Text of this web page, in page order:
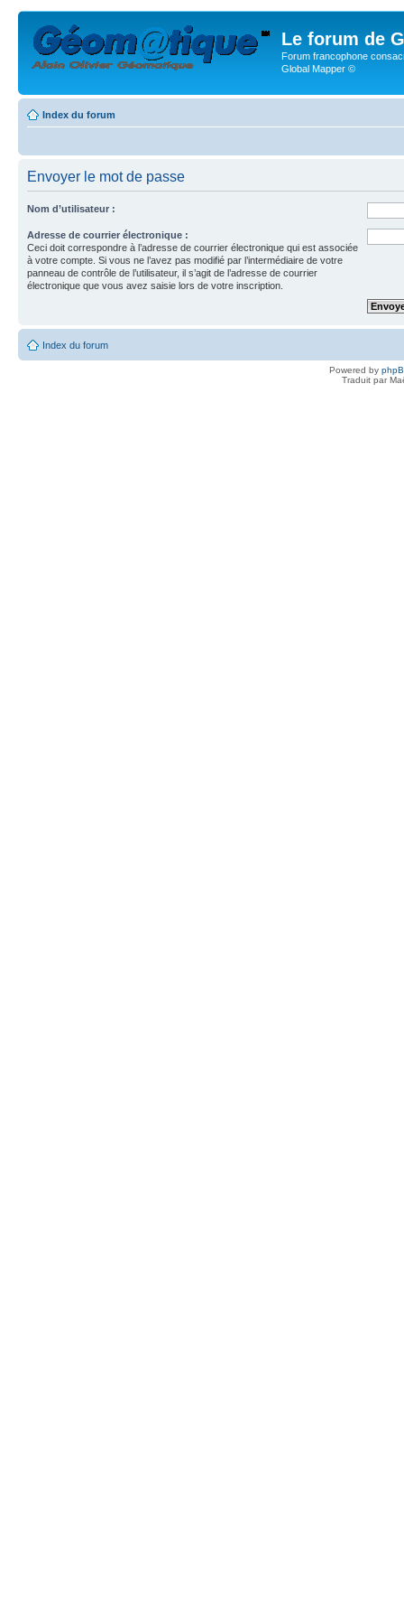
Le forum de
Forum francophone
Global Mapper ©
Index du forum
Envoyer le mot de passe
Nom d’utilisateur :
Adresse de courrier électronique :
Ceci doit correspondre à l’adresse de courrier électronique qui est associée
à votre compte. Si vous ne l’avez pas modifié par l’intermédiaire de votre
panneau de contrôle de l’utilisateur, il s’agit de l’adresse de courrier
électronique que vous avez saisie lors de votre inscription.
Index du forum
Powered by
Traduit par